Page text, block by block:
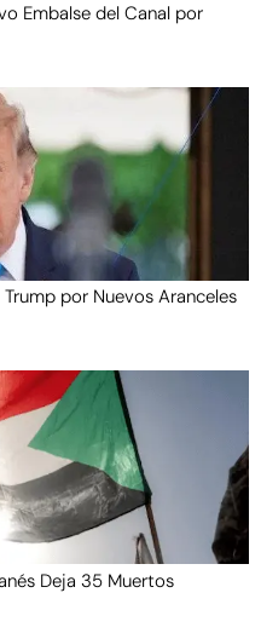
Embalse del Canal por
por Nuevos Aranceles
Deja 35 Muertos